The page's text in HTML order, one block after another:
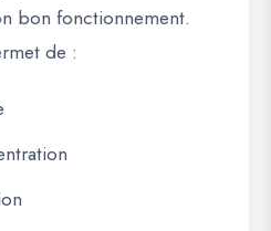
bon fonctionnement.
de :